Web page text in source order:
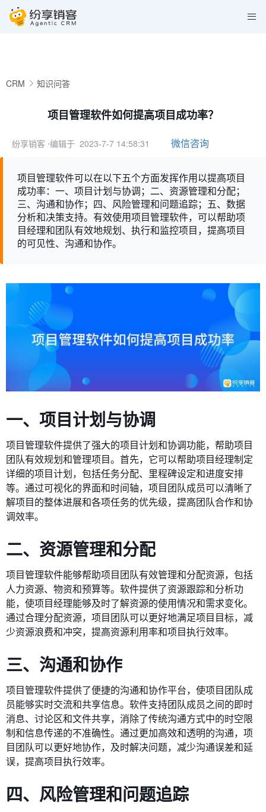
CRM 知识问答
项目管理软件如何提高项目成功率？
纷享销客 ⋅编辑于 2023-7-7 14:58:31 微信咨询
项目管理软件可以在以下五个方面发挥作用以提高项目
成功率：一、项目计划与协调；二、资源管理和分配；
三、沟通和协作；四、风险管理和问题追踪；五、数据
分析和决策支持。有效使用项目管理软件，可以帮助项
目经理和团队有效地规划、执行和监控项目，提高项目
的可见性、沟通和协作。
一、项目计划与协调
项目管理软件提供了强大的项目计划和协调功能，帮助项目
团队有效规划和管理项目。首先，它可以帮助项目经理制定
详细的项目计划，包括任务分配、里程碑设定和进度安排
等。通过可视化的界面和时间轴，项目团队成员可以清晰了
解项目的整体进展和各项任务的优先级，提高团队合作和协
调效率。
二、资源管理和分配
项目管理软件能够帮助项目团队有效管理和分配资源，包括
人力资源、物资和预算等。软件提供了资源跟踪和分析功
能，使项目经理能够及时了解资源的使用情况和需求变化。
通过合理分配资源，项目团队可以更好地满足项目目标，减
少资源浪费和冲突，提高资源利用率和项目执行效率。
三、沟通和协作
项目管理软件提供了便捷的沟通和协作平台，使项目团队成
员能够实时交流和共享信息。软件支持团队成员之间的即时
消息、讨论区和文件共享，消除了传统沟通方式中的时空限
制和信息传递的不准确性。通过更加高效和透明的沟通，项
目团队可以更好地协作，及时解决问题，减少沟通误差和延
误，提高项目执行效率。
四、风险管理和问题追踪